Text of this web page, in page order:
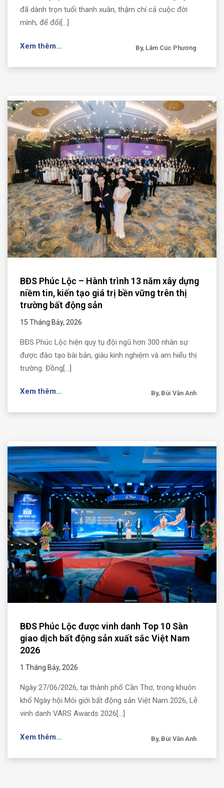
đã dành trọn tuổi thanh xuân, thậm chí cả cuộc đời
mình, để đổi[...]
Xem thêm... By, Lâm Cúc Phương
BĐS Phúc Lộc – Hành trình 13 năm xây dựng
niềm tin, kiến tạo giá trị bền vững trên thị
trường bất động sản
15 Tháng Bảy, 2026
BĐS Phúc Lộc hiện quy tụ đội ngũ hơn 300 nhân sự
được đào tạo bài bản, giàu kinh nghiệm và am hiểu thị
trường. Đồng[...]
Xem thêm... By, Bùi Vân Anh
BĐS Phúc Lộc được vinh danh Top 10 Sàn
giao dịch bất động sản xuất sắc Việt Nam
2026
1 Tháng Bảy, 2026
Ngày 27/06/2026, tại thành phố Cần Thơ, trong khuôn
khổ Ngày hội Môi giới bất động sản Việt Nam 2026, Lễ
vinh danh VARS Awards 2026[...]
Xem thêm... By, Bùi Vân Anh